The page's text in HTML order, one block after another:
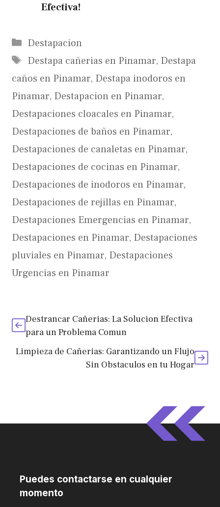
Efectiva!
Categories
Destapacion
Tags
Destapa cañerias en Pinamar, Destapa
caños en Pinamar, Destapa inodoros en
Pinamar, Destapacion en Pinamar,
Destapaciones cloacales en Pinamar,
Destapaciones de baños en Pinamar,
Destapaciones de canaletas en Pinamar,
Destapaciones de cocinas en Pinamar,
Destapaciones de inodoros en Pinamar,
Destapaciones de rejillas en Pinamar,
Destapaciones Emergencias en Pinamar,
Destapaciones en Pinamar, Destapaciones
pluviales en Pinamar, Destapaciones
Urgencias en Pinamar
Destrancar Cañerias: La Solucion Efectiva
para un Problema Comun
Limpieza de Cañerias: Garantizando un Flujo
Sin Obstaculos en tu Hogar
Puedes contactarse en cualquier
momento